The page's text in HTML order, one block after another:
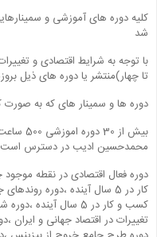
کلیه دوره های آموزشی و
شد
با توجه به شرایط اقتصادی و
تا چهار)منتشر یا دوره های ذیل
دوره ها و سمینار های که به
بیش از
محمدحسین ادیب در دسترس است
کسب و کار در 5 سال
تغییرات در اقتصاد جهانی و ایران